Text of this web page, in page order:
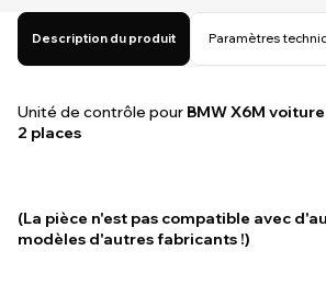
Description du produit Paramètres
Unité de contrôle pour BMW X6M
2 places
(La pièce n'est pas compatible avec
modèles d'autres fabricants !)